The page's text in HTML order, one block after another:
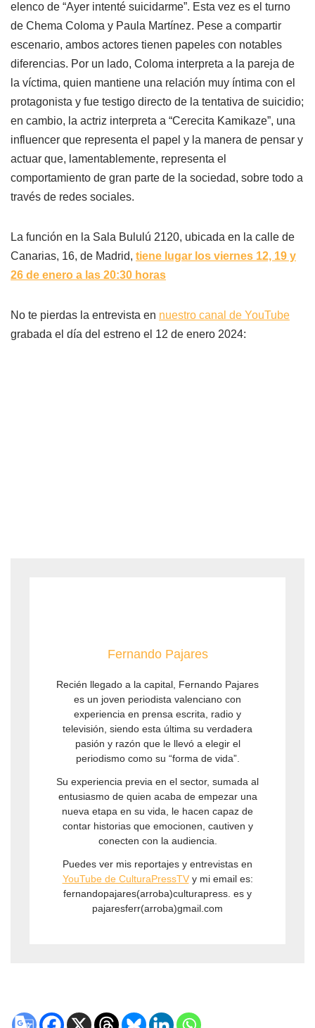
elenco de “Ayer intenté suicidarme”. Esta vez es el turno
de Chema Coloma y Paula Martínez. Pese a compartir
escenario, ambos actores tienen papeles con notables
diferencias. Por un lado, Coloma interpreta a la pareja de
la víctima, quien mantiene una relación muy íntima con el
protagonista y fue testigo directo de la tentativa de suicidio;
en cambio, la actriz interpreta a “Cerecita Kamikaze”, una
influencer que representa el papel y la manera de pensar y
actuar que, lamentablemente, representa el
comportamiento de gran parte de la sociedad, sobre todo a
través de redes sociales.
La función en la Sala Bululú 2120, ubicada en la calle de
Canarias, 16, de Madrid, tiene lugar los viernes 12, 19 y
26 de enero a las 20:30 horas
No te pierdas la entrevista en nuestro canal de YouTube
grabada el día del estreno el 12 de enero 2024:
Fernando Pajares
Recién llegado a la capital, Fernando Pajares
es un joven periodista valenciano con
experiencia en prensa escrita, radio y
televisión, siendo esta última su verdadera
pasión y razón que le llevó a elegir el
periodismo como su “forma de vida”.
Su experiencia previa en el sector, sumada al
entusiasmo de quien acaba de empezar una
nueva etapa en su vida, le hacen capaz de
contar historias que emocionen, cautiven y
conecten con la audiencia.
Puedes ver mis reportajes y entrevistas en
YouTube de CulturaPressTVy mi email es:
fernandopajares(arroba)culturapress. es y
pajaresferr(arroba)gmail.com